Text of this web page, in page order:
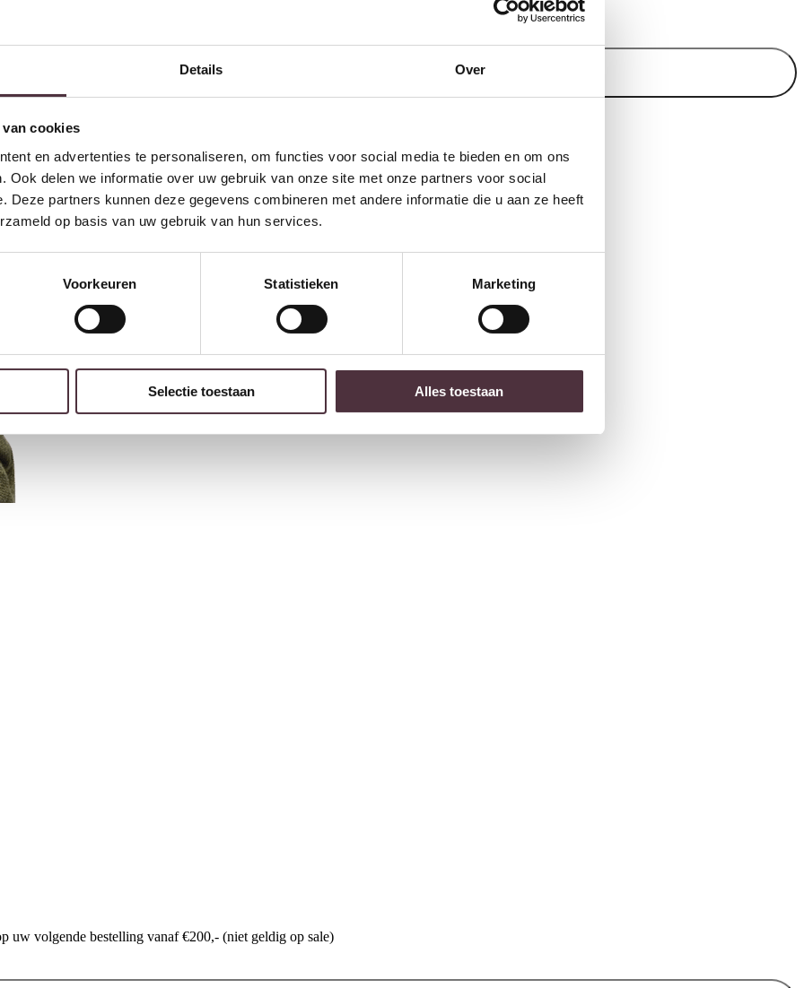
Details Over
cookies
en advertenties te personaliseren, om functies voor social media te bieden en om ons
Ook delen we informatie over uw gebruik van onze site met onze partners voor social
Deze partners kunnen deze gegevens combineren met andere informatie die u aan ze heeft
op basis van uw gebruik van hun services.
Voorkeuren Statistieken Marketing
Selectie toestaan Alles toestaan
Inschrijven
uw volgende bestelling vanaf €200,- (niet geldig op sale)